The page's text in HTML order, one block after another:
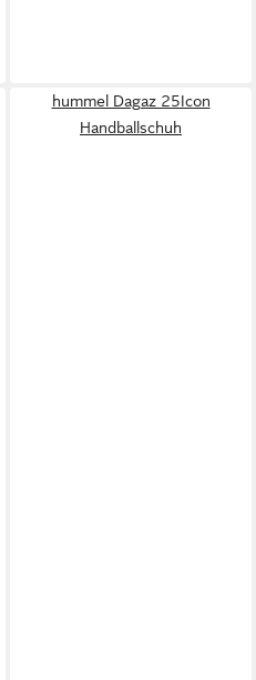
hummel Dagaz 25Icon
Handballschuh